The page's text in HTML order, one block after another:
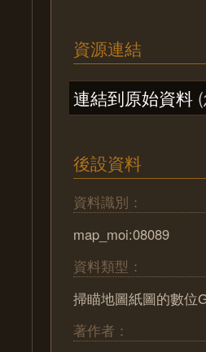
資源連結
連結到原始資料
後設資料
資料識別：
map_moi:08089
資料類型：
掃瞄地圖紙圖的數位
著作者：